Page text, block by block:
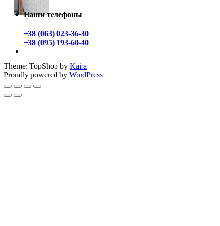
Наши телефоны
+38 (063) 023-36-80
+38 (095) 193-60-40
Theme: TopShop by Kaira
Proudly powered by WordPress